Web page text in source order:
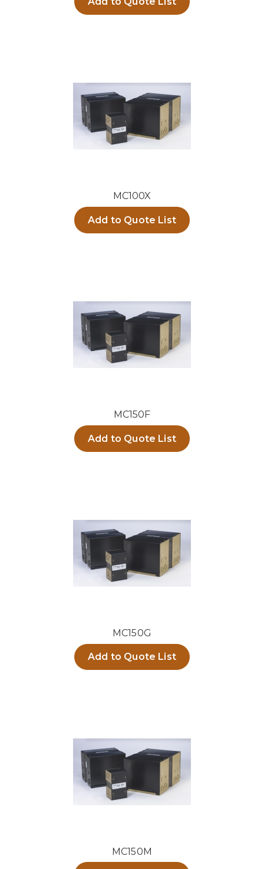
MC100X
Add to Quote List
MC150F
Add to Quote List
MC150G
Add to Quote List
MC150M